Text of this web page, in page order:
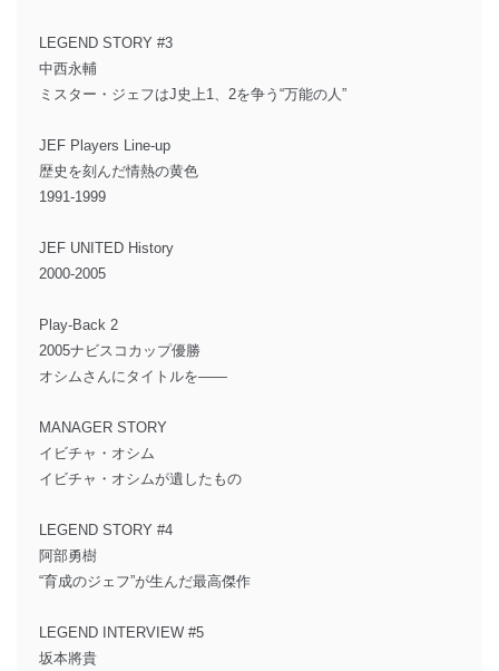
LEGEND STORY #3
中西永輔
ミスター・ジェフはJ史上1、2を争う“万能の人”
JEF Players Line-up
歴史を刻んだ情熱の黄色
1991-1999
JEF UNITED History
2000-2005
Play-Back 2
2005ナビスコカップ優勝
オシムさんにタイトルを――
MANAGER STORY
イビチャ・オシム
イビチャ・オシムが遺したもの
LEGEND STORY #4
阿部勇樹
“育成のジェフ”が生んだ最高傑作
LEGEND INTERVIEW #5
坂本將貴